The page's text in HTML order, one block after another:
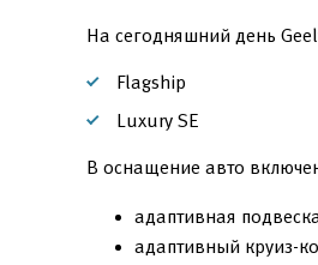
На сегодняшний день
Flagship
Luxury SE
В оснащение авто
адаптивная
адаптивный круиз-